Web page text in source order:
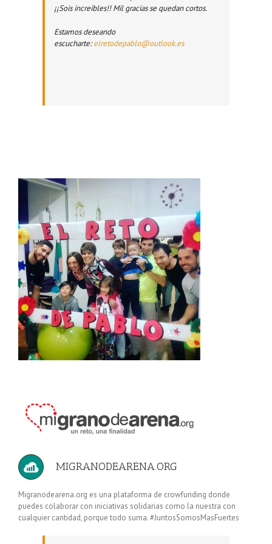
¡¡Sois increíbles!! Mil gracias se quedan cortos.
Estamos deseando
escucharte:elretodepablo@outlook.es
MIGRANODEARENA.ORG
Migranodearena.org es una plataforma de crowfunding donde
puedes colaborar con iniciativas solidarias como la nuestra con
cualquier cantidad, porque todo suma. #JuntosSomosMasFuertes